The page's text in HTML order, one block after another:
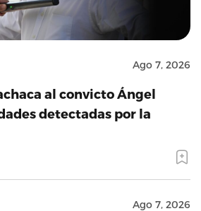
Ago 7, 2026
al convicto Ángel
detectadas por la
Ago 7, 2026